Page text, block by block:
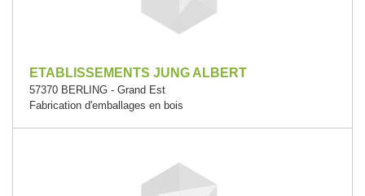
ETABLISSEMENTS JUNG ALBERT
57370 BERLING - Grand Est
Fabrication d'emballages en bois